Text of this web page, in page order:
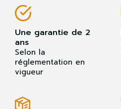
Une garantie de 2
ans
Selon la
réglementation en
vigueur